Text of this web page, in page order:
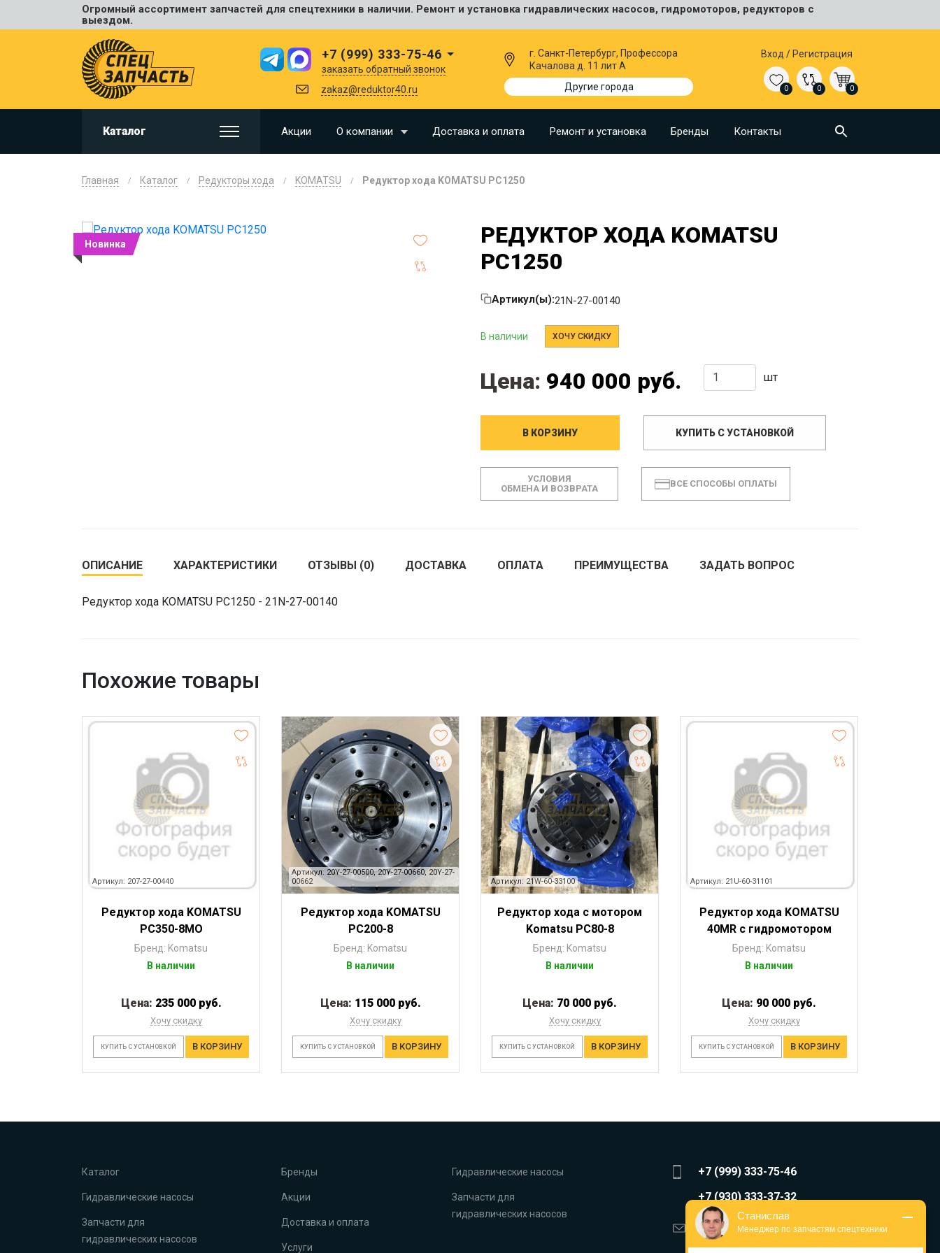
Огромный ассортимент запчастей для спецтехники в наличии. Ремонт и установка гидравлических насосов, гидромоторов, редукторов с
выездом.
+7 (999) 333-75-46
заказать обратный звонок
zakaz@reduktor40.ru
г. Санкт-Петербург, Профессора
Качалова д. 11 лит А
Другие города
Вход / Регистрация
0 0 0
Каталог Акции О компании Доставка и оплата Ремонт и установка Бренды Контакты
Универсальные
HITACHI
HYUNDAI
VOLVO
CAT
CASE
Главная Каталог Редукторы хода KOMATSU Редуктор хода KOMATSU PC1250
Новинка
РЕДУКТОР ХОДА KOMATSU
PC1250
Артикул(ы):21N-27-00140
В наличии ХОЧУ СКИДКУ
Цена: 940 000 руб. шт
В КОРЗИНУ КУПИТЬ С УСТАНОВКОЙ
УСЛОВИЯ
ОБМЕНА И ВОЗВРАТА
ВСЕ СПОСОБЫ ОПЛАТЫ
ОПИСАНИЕ ХАРАКТЕРИСТИКИ ОТЗЫВЫ (0) ДОСТАВКА ОПЛАТА ПРЕИМУЩЕСТВА ЗАДАТЬ ВОПРОС
Редуктор хода KOMATSU PC1250 - 21N-27-00140
Похожие товары
Артикул: 207-27-00440
Редуктор хода KOMATSU
PC350-8MO
Бренд: Komatsu
В наличии
Цена: 235 000 руб.
Хочу скидку
КУПИТЬ С УСТАНОВКОЙ В КОРЗИНУ
Артикул: 20Y-27-00500, 20Y-27-00660, 20Y-27-
00662
Редуктор хода KOMATSU
PC200-8
Бренд: Komatsu
В наличии
Цена: 115 000 руб.
Хочу скидку
КУПИТЬ С УСТАНОВКОЙ В КОРЗИНУ
Артикул: 21W-60-33100
Редуктор хода с мотором
Komatsu PC80-8
Бренд: Komatsu
В наличии
Цена: 70 000 руб.
Хочу скидку
КУПИТЬ С УСТАНОВКОЙ В КОРЗИНУ
Артикул: 21U-60-31101
Редуктор хода KOMATSU
40MR с гидромотором
Бренд: Komatsu
В наличии
Цена: 90 000 руб.
Хочу скидку
КУПИТЬ С УСТАНОВКОЙ В КОРЗИНУ
Каталог
Гидравлические насосы
Запчасти для
гидравлических насосов
Бренды
Акции
Доставка и оплата
Услуги
Гидравлические насосы
Запчасти для
гидравлических насосов
+7 (999) 333-75-46
+7 (930) 333-37-32
zakaz@reduktor40.ru
Станислав
Менеджер по запчастям спецтехники